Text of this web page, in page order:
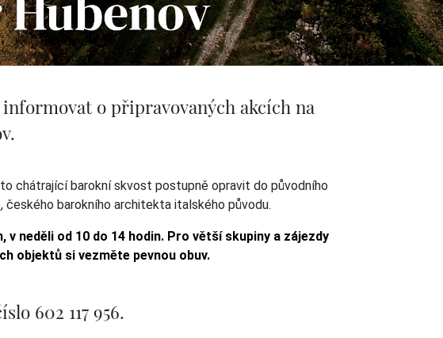
o připravovaných akcích na
chátrající barokní skvost postupně opravit do původního
, českého barokního architekta italského původu.
neděli od 10 do 14 hodin. Pro větší skupiny a zájezdy
objektů si vezměte pevnou obuv.
602 117 956.